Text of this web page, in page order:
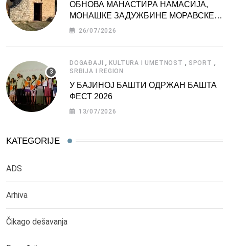
ОБНОВА МАНАСТИРА НАМАСИЈА,
МОНАШКЕ ЗАДУЖБИНЕ МОРАВСКЕ
СРБИЈЕ
26/07/2026
DOGAĐAJI ,KULTURA I UMETNOST , SPORT ,
SRBIJA I REGION
У БАЈИНОЈ БАШТИ ОДРЖАН БАШТА
ФЕСТ 2026
13/07/2026
KATEGORIJE
ADS
Arhiva
Čikago dešavanja